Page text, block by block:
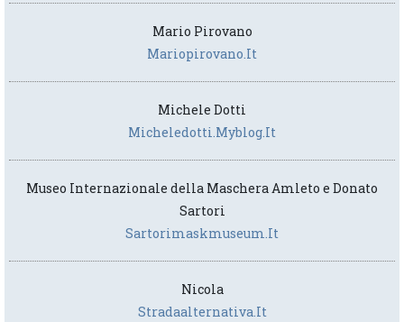
Mario Pirovano
Mariopirovano.it
Michele Dotti
Micheledotti.myblog.it
Museo Internazionale della Maschera Amleto e Donato
Sartori
Sartorimaskmuseum.it
Nicola
Stradaalternativa.it